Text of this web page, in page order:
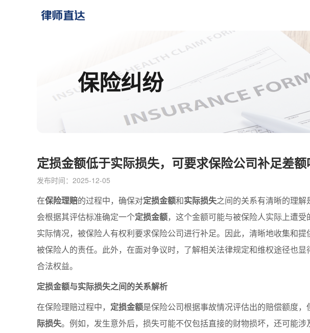
保险纠纷
定损金额低于实际损失，可要求保险公司补足差额
发布时间：2025-12-05
在保险理赔的过程中，确保对定损金额和实际损失之间的关系有清晰的理
会根据其评估标准确定一个定损金额，这个金额可能与被保险人实际上遭
实际情况，被保险人有权利要求保险公司进行补足。因此，清晰地收集和
被保险人的责任。此外，在面对争议时，了解相关法律规定和维权途径也
合法权益。
定损金额与实际损失之间的关系解析
在保险理赔过程中， 定损金额是保险公司根据事故情况评估出的赔偿额度
际损失。例如，发生意外后，损失可能不仅包括直接的财物损坏，还可能